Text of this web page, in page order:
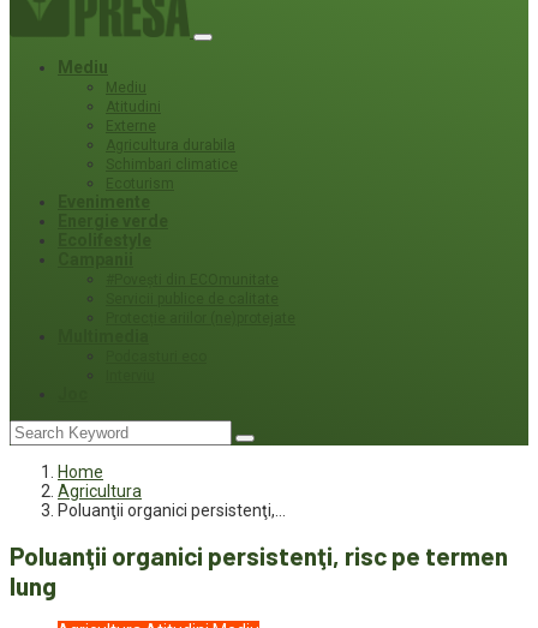
Mediu
Mediu
Atitudini
Externe
Agricultura durabila
Schimbari climatice
Ecoturism
Home
Agricultura
Poluanţii organici persistenţi,…
Poluanţii organici persistenţi, risc pe termen
lung